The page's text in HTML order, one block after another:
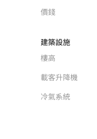
價錢
建築設施
樓高
載客升降機
冷氣系統